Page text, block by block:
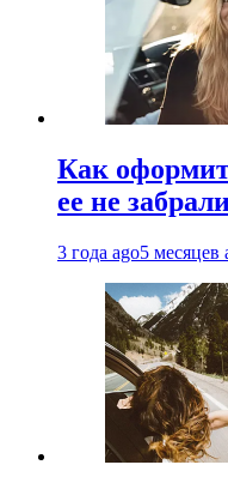
Как
ее не
3 года ago5 месяцев